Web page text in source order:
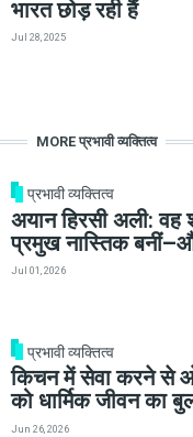
भारत छोड़ रही हैं
Jul 28, 2025
MORE प्रभावी व्यक्तित्व
प्रभावी व्यक्तित्व
अयान हिरसी अली: वह
प्रमुख नास्तिक
Jul 01, 2026
प्रभावी व्यक्तित्व
किचन में सेवा करने से
को धार्मिक जीवन का
Jun 26, 2026